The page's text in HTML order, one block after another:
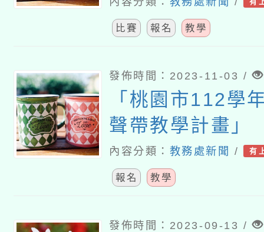
比賽 報名 教學
發佈時間：2023-11-03 /
「桃園市112學
聲帶教學計畫」
內容分類： 教務處新聞 / 有
報名 教學
發佈時間：2023-09-13 /